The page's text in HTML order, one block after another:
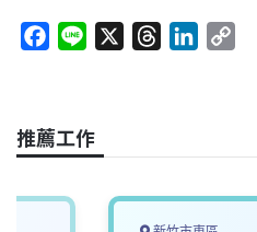
e
b
o
a
s
e
I
L
n
推薦工作